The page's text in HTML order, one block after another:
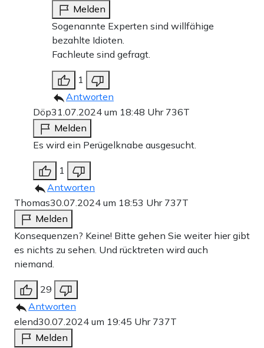
Melden
Sogenannte Experten sind willfähige
bezahlte Idioten.
Fachleute sind gefragt.
1
Antworten
Döp31.07.2024 um 18:48 Uhr 736T
Melden
Es wird ein Perügelknabe ausgesucht.
1
Antworten
Thomas30.07.2024 um 18:53 Uhr 737T
Melden
Konsequenzen? Keine! Bitte gehen Sie weiter hier gibt
es nichts zu sehen. Und rücktreten wird auch
niemand.
29
Antworten
elend30.07.2024 um 19:45 Uhr 737T
Melden